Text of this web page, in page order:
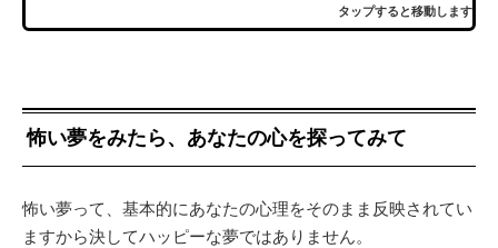
タップすると移動します
怖い夢をみたら、あなたの心を探ってみて
怖い夢って、基本的にあなたの心理をそのまま反映されてい
ますから決してハッピーな夢ではありません。